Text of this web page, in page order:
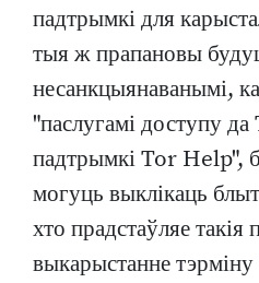
падтрымкі для
тыя ж прапановы
несанкцыянаванымі,
"паслугамі доступу
падтрымкі Tor Help",
могуць выклікаць
хто прадстаўляе такія
выкарыстанне